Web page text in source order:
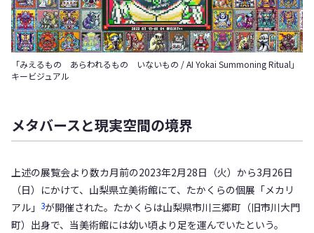
「みえるもの あらわれるもの いないもの / AI Yokai Summoning Ritual」
キービジュアル
メタバースと現実空間の境界
上述の展覧会より数カ月前の2023年2月28日（火）から3月26日
（日）にかけて、山梨県立美術館にて、たかくらの個展「メカリ
アル」 3が開催された。たかくらは山梨県市川三郷町（旧市川大門
町）出身で、当美術館には幼い頃より足を運んでいたという。